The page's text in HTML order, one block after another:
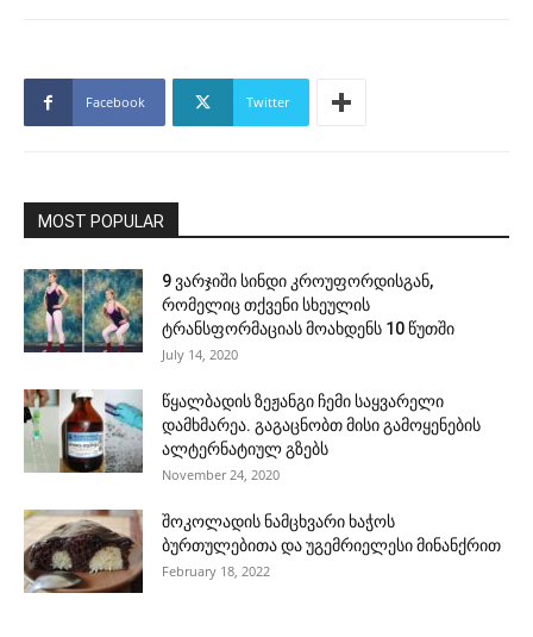
Facebook Twitter
MOST POPULAR
9 ვარჯიში სინდი კროუფორდისგან,
რომელიც თქვენი სხეულის
ტრანსფორმაციას მოახდენს 10 წუთში
July 14, 2020
წყალბადის ზეჟანგი ჩემი საყვარელი
დამხმარეა. გაგაცნობთ მისი გამოყენების
ალტერნატიულ გზებს
November 24, 2020
შოკოლადის ნამცხვარი ხაჭოს
ბურთულებითა და უგემრიელესი მინანქრით
February 18, 2022